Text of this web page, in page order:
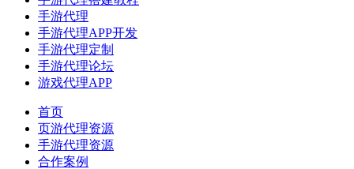
手游代理
手游代理APP开发
手游代理定制
手游代理论坛
游戏代理APP
首页
页游代理资源
手游代理资源
合作案例